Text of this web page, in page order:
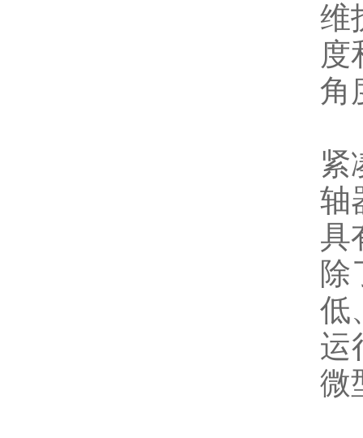
维
度
角
紧
轴
具
除
低
运
微